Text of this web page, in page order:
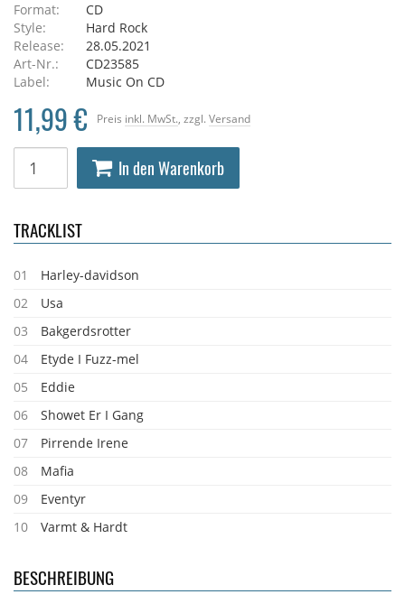
Format:
CD
Style:
Hard Rock
Release:
28.05.2021
Art-Nr.:
CD23585
Label:
Music On CD
Preis inkl. MwSt. , zzgl. Versand
11,99 €
In den Warenkorb
TRACKLIST
01
Harley-davidson
02
Usa
03
Bakgerdsrotter
04
Etyde I Fuzz-mel
05
Eddie
06
Showet Er I Gang
07
Pirrende Irene
08
Mafia
09
Eventyr
10
Varmt & Hardt
BESCHREIBUNG